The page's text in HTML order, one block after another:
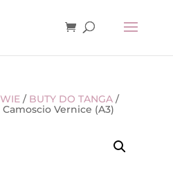
/ BUTY DO TANGA/
Vernice (A3)